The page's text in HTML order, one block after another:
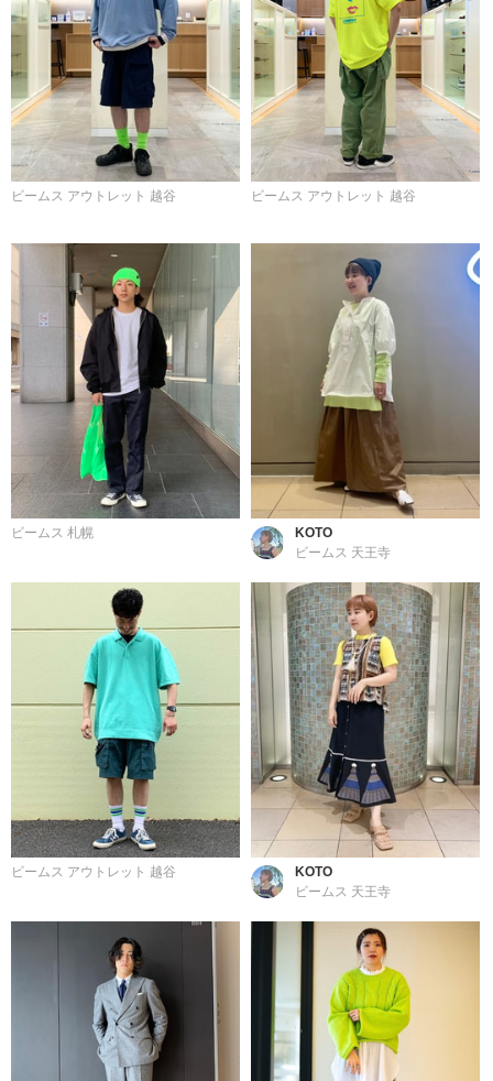
ビームス アウトレット 越谷 ビームス アウトレット 越谷
ビームス 札幌
KOTO
ビームス 天王寺
ビームス アウトレット 越谷
KOTO
ビームス 天王寺